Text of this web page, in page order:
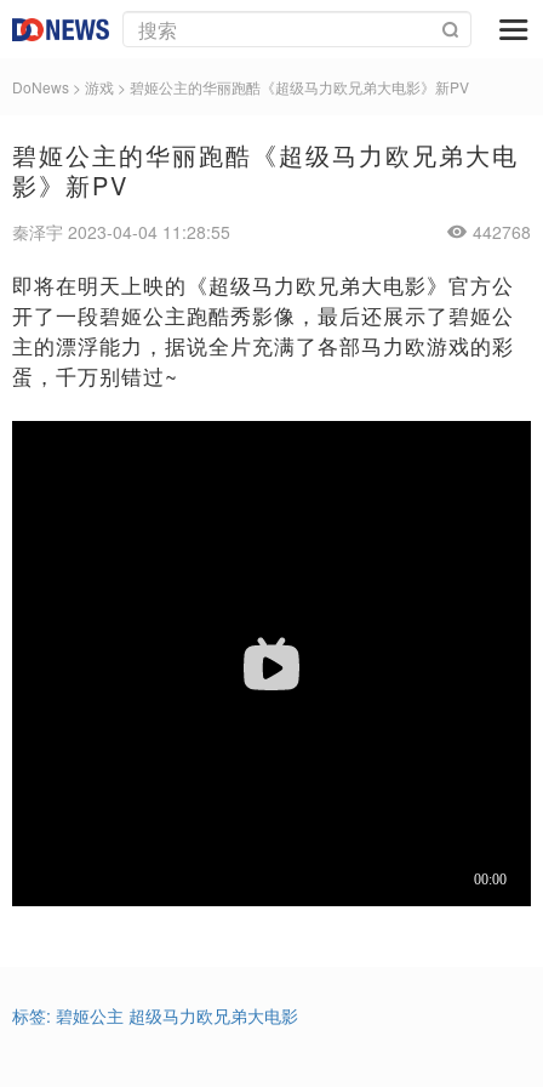
DoNews > 游戏 > 碧姬公主的华丽跑酷《超级马力欧兄弟大电影》新PV
碧姬公主的华丽跑酷《超级马力欧兄弟大电
影》新PV
秦泽宇 2023-04-04 11:28:55 442768
即将在明天上映的《超级马力欧兄弟大电影》官方公
开了一段碧姬公主跑酷秀影像，最后还展示了碧姬公
主的漂浮能力，据说全片充满了各部马力欧游戏的彩
蛋，千万别错过~
标签: 碧姬公主 超级马力欧兄弟大电影